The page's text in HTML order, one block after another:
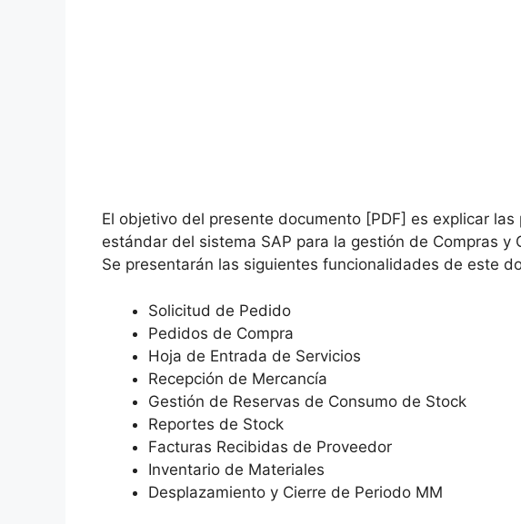
El objetivo del presente documento [PDF] es explicar
estándar del sistema SAP para la gestión de Compras y
Se presentarán las siguientes funcionalidades de este
Solicitud de Pedido
Pedidos de Compra
Hoja de Entrada de Servicios
Recepción de Mercancía
Gestión de Reservas de Consumo de Stock
Reportes de Stock
Facturas Recibidas de Proveedor
Inventario de Materiales
Desplazamiento y Cierre de Periodo MM